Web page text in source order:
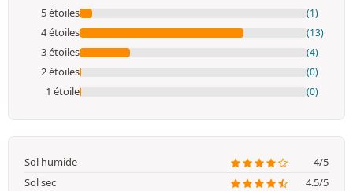
5 étoiles (1)
4 étoiles (13)
3 étoiles (4)
2 étoiles (0)
1 étoile (0)
Sol humide
4/5
Sol sec
4.5/5